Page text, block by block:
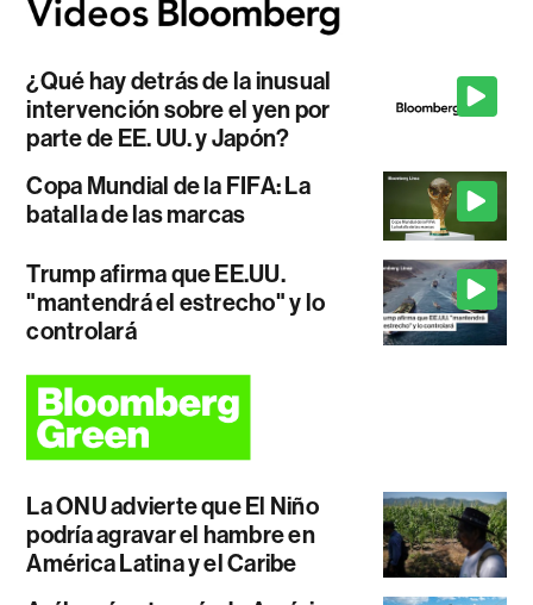
¿Qué hay detrás de la inusual
intervención sobre el yen por
parte de EE. UU. y Japón?
Copa Mundial de la FIFA: La
batalla de las marcas
Trump afirma que EE.UU.
"mantendrá el estrecho" y lo
controlará
La ONU advierte que El Niño
podría agravar el hambre en
América Latina y el Caribe